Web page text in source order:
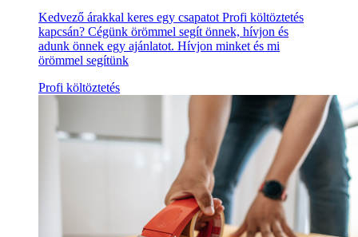
Kedvező árakkal keres egy csapatot Profi költöztetés
kapcsán? Cégünk örömmel segít önnek, hívjon és
adunk önnek egy ajánlatot. Hívjon minket és mi
örömmel segítünk
Profi költöztetés